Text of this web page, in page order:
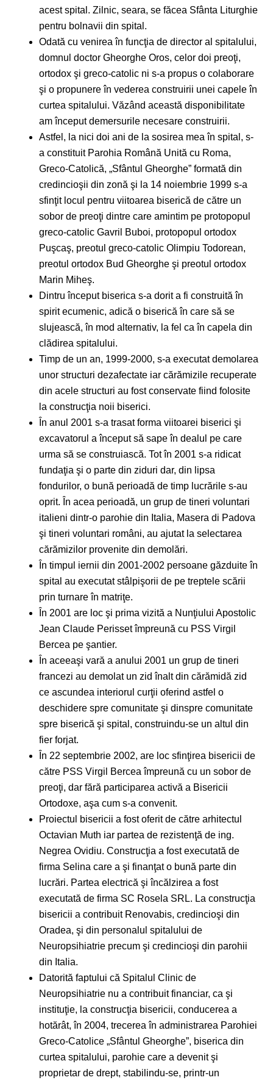
acest spital. Zilnic, seara, se făcea Sfânta Liturghie
pentru bolnavii din spital.
Odată cu venirea în funcţia de director al spitalului,
domnul doctor Gheorghe Oros, celor doi preoţi,
ortodox şi greco-catolic ni s-a propus o colaborare
şi o propunere în vederea construirii unei capele în
curtea spitalului. Văzând această disponibilitate
am început demersurile necesare construirii.
Astfel, la nici doi ani de la sosirea mea în spital, s-
a constituit Parohia Română Unită cu Roma,
Greco-Catolică, „Sfântul Gheorghe” formată din
credincioşii din zonă şi la 14 noiembrie 1999 s-a
sfinţit locul pentru viitoarea biserică de către un
sobor de preoţi dintre care amintim pe protopopul
greco-catolic Gavril Buboi, protopopul ortodox
Puşcaş, preotul greco-catolic Olimpiu Todorean,
preotul ortodox Bud Gheorghe şi preotul ortodox
Marin Miheş.
Dintru început biserica s-a dorit a fi construită în
spirit ecumenic, adică o biserică în care să se
slujească, în mod alternativ, la fel ca în capela din
clădirea spitalului.
Timp de un an, 1999-2000, s-a executat demolarea
unor structuri dezafectate iar cărămizile recuperate
din acele structuri au fost conservate fiind folosite
la construcţia noii biserici.
În anul 2001 s-a trasat forma viitoarei biserici şi
excavatorul a început să sape în dealul pe care
urma să se construiască. Tot în 2001 s-a ridicat
fundaţia şi o parte din ziduri dar, din lipsa
fondurilor, o bună perioadă de timp lucrările s-au
oprit. În acea perioadă, un grup de tineri voluntari
italieni dintr-o parohie din Italia, Masera di Padova
şi tineri voluntari români, au ajutat la selectarea
cărămizilor provenite din demolări.
În timpul iernii din 2001-2002 persoane găzduite în
spital au executat stâlpişorii de pe treptele scării
prin turnare în matriţe.
În 2001 are loc şi prima vizită a Nunţiului Apostolic
Jean Claude Perisset împreună cu PSS Virgil
Bercea pe şantier.
În aceeaşi vară a anului 2001 un grup de tineri
francezi au demolat un zid înalt din cărămidă zid
ce ascundea interiorul curţii oferind astfel o
deschidere spre comunitate şi dinspre comunitate
spre biserică şi spital, construindu-se un altul din
fier forjat.
În 22 septembrie 2002, are loc sfinţirea bisericii de
către PSS Virgil Bercea împreună cu un sobor de
preoţi, dar fără participarea activă a Bisericii
Ortodoxe, aşa cum s-a convenit.
Proiectul bisericii a fost oferit de către arhitectul
Octavian Muth iar partea de rezistenţă de ing.
Negrea Ovidiu. Construcţia a fost executată de
firma Selina care a şi finanţat o bună parte din
lucrări. Partea electrică şi încălzirea a fost
executată de firma SC Rosela SRL. La construcţia
bisericii a contribuit Renovabis, credincioşi din
Oradea, şi din personalul spitalului de
Neuropsihiatrie precum şi credincioşi din parohii
din Italia.
Datorită faptului că Spitalul Clinic de
Neuropsihiatrie nu a contribuit financiar, ca şi
instituţie, la construcţia bisericii, conducerea a
hotărât, în 2004, trecerea în administrarea Parohiei
Greco-Catolice „Sfântul Gheorghe”, biserica din
curtea spitalului, parohie care a devenit şi
proprietar de drept, stabilindu-se, printr-un